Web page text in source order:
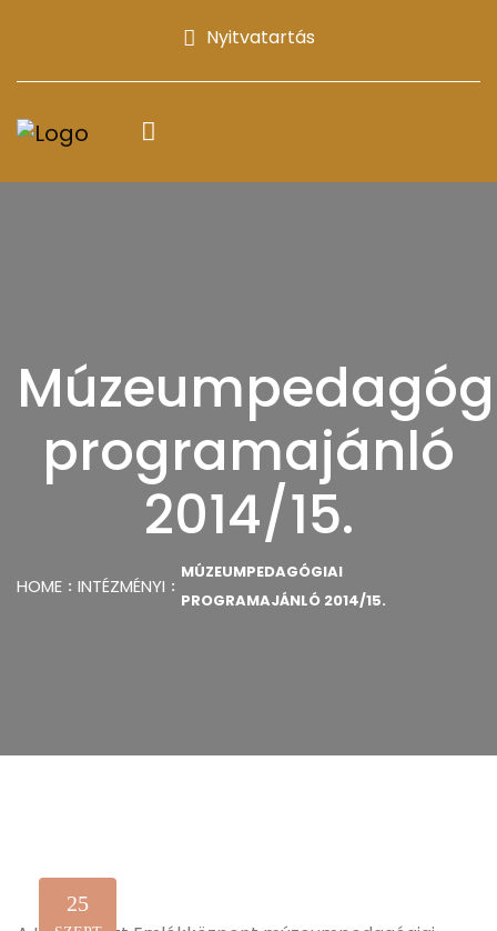
Nyitvatartás
programajánló
2014/15.
HOME INTÉZMÉNYI
MÚZEUMPEDAGÓGIAI
PROGRAMAJÁNLÓ 2014/15.
25